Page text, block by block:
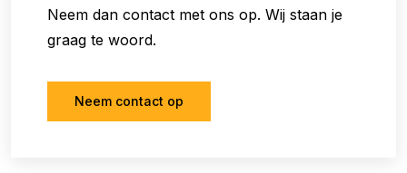
Neem dan contact met ons op. Wij staan je
graag te woord.
Neem contact op